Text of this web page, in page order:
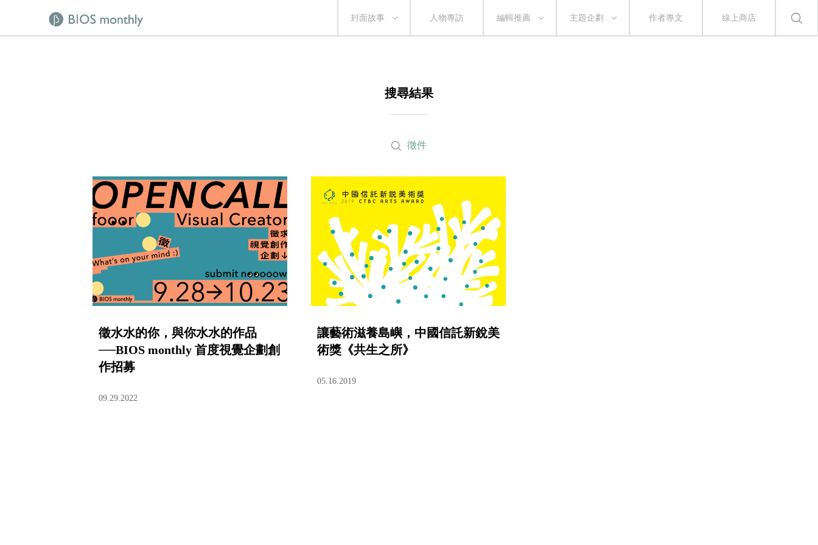
封面故事 人物專訪 編輯推薦 主題企劃 作者專文 線上商店
搜尋結果
徵件
徵水水的你，與你水水的作品
──BIOS monthly 首度視覺企劃創
作招募
09.29.2022
讓藝術滋養島嶼，中國信託新銳美
術獎《共生之所》
05.16.2019